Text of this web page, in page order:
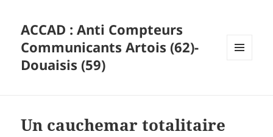
ACCAD : Anti Compteurs
Communicants Artois (62)-
Douaisis (59)
Un cauchemar totalitaire